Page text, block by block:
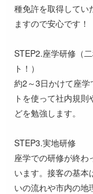
種免許を取得してい
ますので安心です！
STEP2.座学研修（
ト！）
約2～3日かけて座
トを使って社内規
どを勉強します。
STEP3.実地研修
座学での研修が終わ
います。接客の基本
いの流れや市内の地